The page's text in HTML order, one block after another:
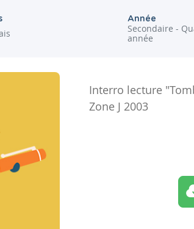
Année
Secondaire -
année
Interro lecture
Zone J 2003